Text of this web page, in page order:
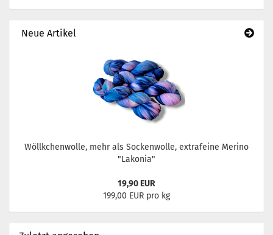
Neue Artikel
Wöllkchenwolle, mehr als Sockenwolle, extrafeine Merino
"Lakonia"
19,90 EUR
199,00 EUR pro kg